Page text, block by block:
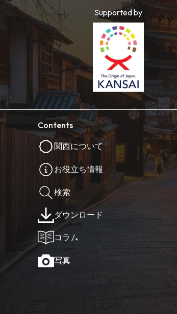
Supported by
Contents
関西について
お役立ち情報
検索
ダウンロード
コラム
写真